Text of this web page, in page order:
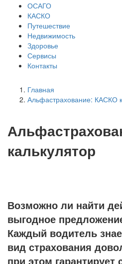
ОСАГО
КАСКО
Путешествие
Недвижимость
Здоровье
Сервисы
Контакты
Главная
Альфастрахование: КАСКО
калькулятор
Возможно ли найти
выгодное
Каждый водитель
вид страхования
при этом